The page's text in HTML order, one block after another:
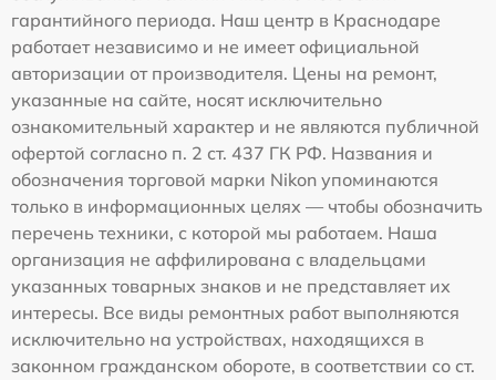
гарантийного периода. Наш центр в Краснодаре
работает независимо и не имеет официальной
авторизации от производителя. Цены на ремонт,
указанные на сайте, носят исключительно
ознакомительный характер и не являются публичной
офертой согласно п. 2 ст. 437 ГК РФ. Названия и
обозначения торговой марки Nikon упоминаются
только в информационных целях — чтобы обозначить
перечень техники, с которой мы работаем. Наша
организация не аффилирована с владельцами
указанных товарных знаков и не представляет их
интересы. Все виды ремонтных работ выполняются
исключительно на устройствах, находящихся в
законном гражданском обороте, в соответствии со ст.